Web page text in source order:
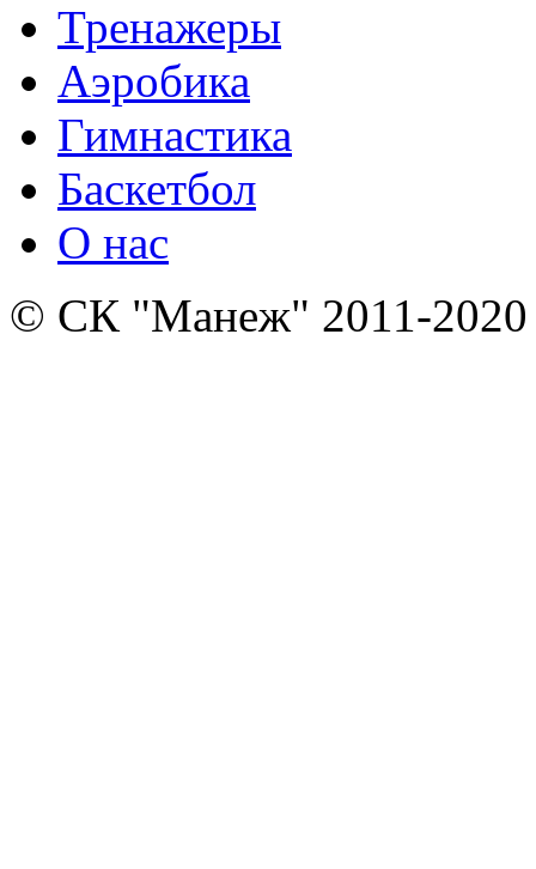
Тренажеры
Аэробика
Гимнастика
Баскетбол
О нас
© СК "Манеж" 2011-2020